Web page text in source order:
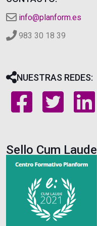
info@planform.es
983 30 18 39
NUESTRAS REDES:
Sello Cum Laude